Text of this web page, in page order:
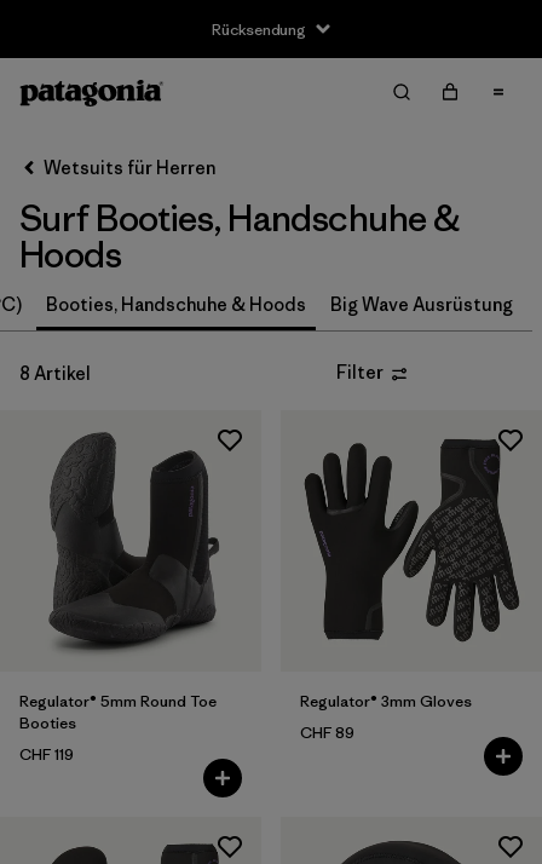
Rücksendung
Filter by
Größe
XS
(4)
Filter by
Preis
Filter by
Eigenschaften
Wetsuits für Herren
Surf Booties, Handschuhe &
Hoods
Booties, Handschuhe & Hoods Big Wave Ausrüstung
8 Artikel Filter
Regulator® 5mm Round Toe
Booties
CHF 119
Regulator® 3mm Gloves
CHF 89